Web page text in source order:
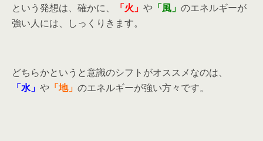
という発想は、確かに、
「火」 や 「風」 のエネルギーが
強い人には、しっくりきます。
どちらかというと意識のシフトがオススメなのは、
「水」 や 「地」 のエネルギーが強い方々です。